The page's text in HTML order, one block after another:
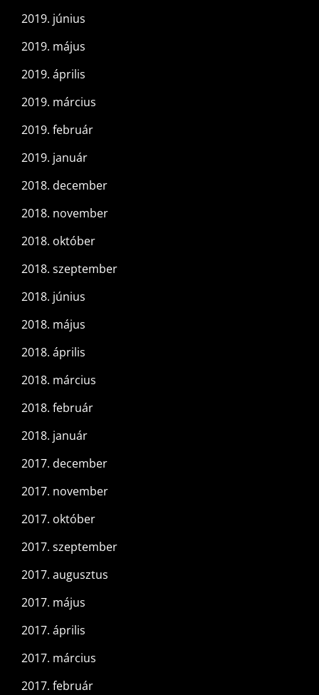
2019. június
2019. május
2019. április
2019. március
2019. február
2019. január
2018. december
2018. november
2018. október
2018. szeptember
2018. június
2018. május
2018. április
2018. március
2018. február
2018. január
2017. december
2017. november
2017. október
2017. szeptember
2017. augusztus
2017. május
2017. április
2017. március
2017. február